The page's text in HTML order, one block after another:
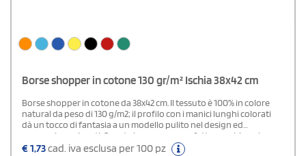
Borse shopper in cotone 130 gr/m² Ischia 38x42 cm
Borse shopper in cotone da 38x42 cm. Il tessuto è 100% in colore
natural da peso di 130 g/m2; il profilo con i manici lunghi colorati
dà un tocco di fantasia a un modello pulito nel design ed
economico nei costi. Queste borse sono perfette per chi vuole
dare visibilità al proprio brand aziendale e realizzare un gadget
€1,73cad. iva esclusa per 100 pz